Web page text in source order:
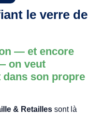
le verre de
— et encore
on veut
dans son propre
& Retailles sont là